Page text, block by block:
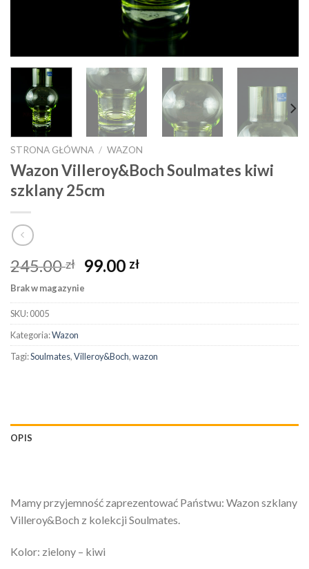
STRONA GŁÓWNA / WAZON
Wazon Villeroy&Boch Soulmates kiwi
szklany 25cm
245.00zł 99.00 zł
Brak w magazynie
SKU:0005
Kategoria:Wazon
Tagi:Soulmates,Villeroy&Boch,wazon
OPIS
Mamy przyjemność zaprezentować Państwu: Wazon szklany
Villeroy&Boch z kolekcji Soulmates.
Kolor: zielony – kiwi